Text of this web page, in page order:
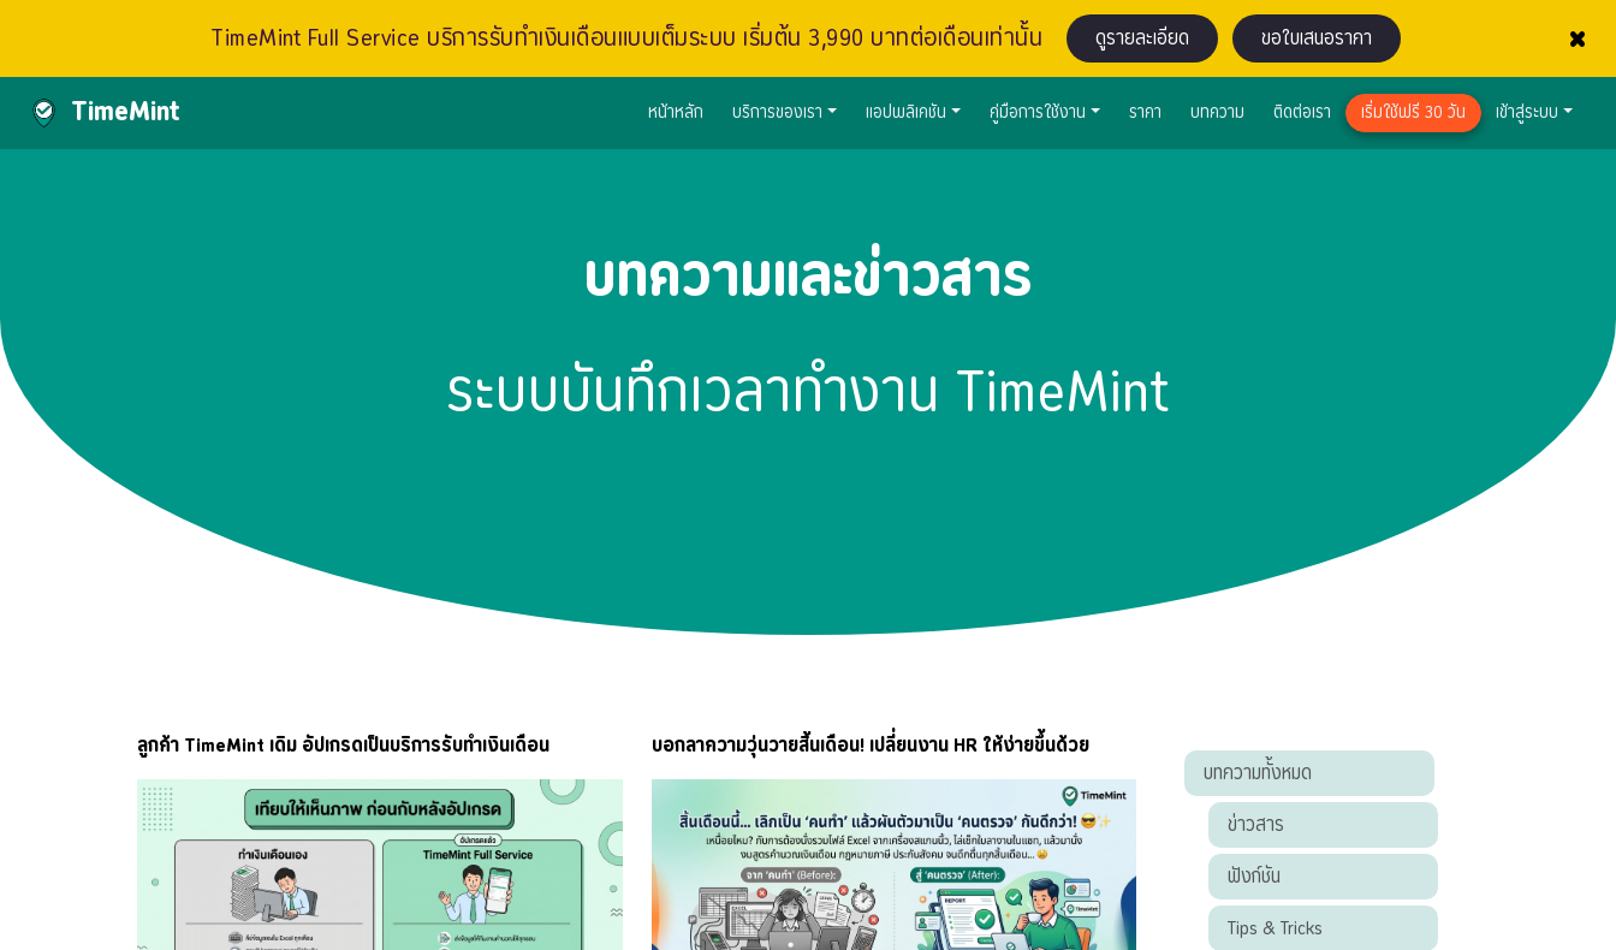
×
TimeMint Full Service บริการรับทำเงินเดือนแบบเต็มระบบ เริ่มต้น 3,990 บาทต่อเดือนเท่านั้น ดูรายละเอียด ขอใบเสนอราคา
TimeMint หน้าหลัก บริการของเรา แอปพลิเคชัน คู่มือการใช้งาน ราคา บทความ ติดต่อเรา เริ่มใช้ฟรี 30 วัน เข้าสู่ระบบ
บทความและข่าวสาร
ระบบบันทึกเวลาทำงาน TimeMint
ลูกค้า TimeMint เดิม อัปเกรดเป็นบริการรับทำเงินเดือน บอกลาความวุ่นวายสิ้นเดือน! เปลี่ยนงาน HR ให้ง่ายขึ้นด้วย
บทความทั้งหมด
ข่าวสาร
ฟังก์ชัน
Tips & Tricks